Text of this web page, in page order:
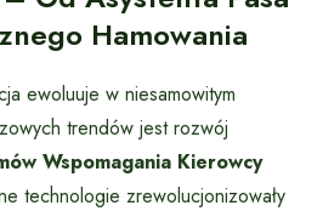
Hamowania
ewoluuje w niesamowitym
trendów jest rozwój
Wspomagania Kierowcy
technologie zrewolucjonizowały